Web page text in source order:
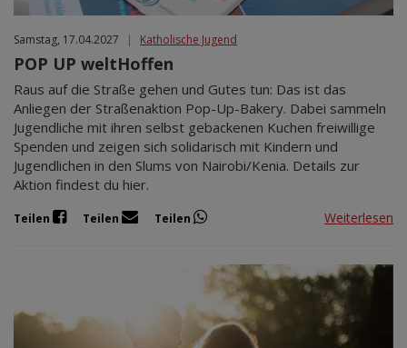
Samstag, 17.04.2027 | Katholische Jugend
POP UP weltHoffen
Raus auf die Straße gehen und Gutes tun: Das ist das
Anliegen der Straßenaktion Pop-Up-Bakery. Dabei sammeln
Jugendliche mit ihren selbst gebackenen Kuchen freiwillige
Spenden und zeigen sich solidarisch mit Kindern und
Jugendlichen in den Slums von Nairobi/Kenia. Details zur
Aktion findest du hier.
Teilen Teilen Teilen Weiterlesen